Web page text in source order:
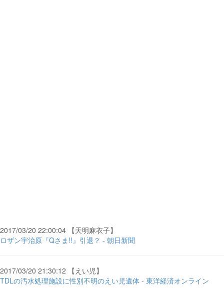
2017/03/20 22:00:04 【天明麻衣子】
ロザン宇治原『Qさま!!』引退？ - 朝日新聞
2017/03/20 21:30:12 【えい児】
TDLの汚水処理施設に性別不明のえい児遺体 - 東洋経済オンライン